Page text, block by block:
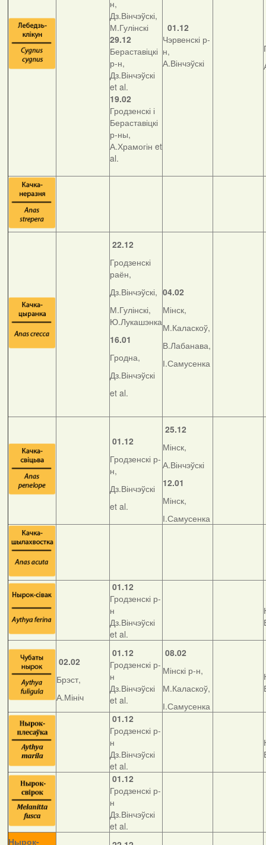
н,
Дз.Вінчэўскі,
М.Гулінскі
29.12
Бераставіцкі
р-н,
Дз.Вінчэўскі
et al.
19.02
Гродзенскі і
Бераставіцкі
р-ны,
А.Храмогін et
al.
01.12
Чэрвенскі р-
н,
А.Вінчэўскі
22.12
Гродзенскі
раён,
Дз.Вінчэўскі,
М.Гулінскі,
Ю.Лукашэнка
16.01
Гродна,
Дз.Вінчэўскі
et al.
04.02
Мінск,
М.Каласкоў,
В.Лабанава,
І.Самусенка
01.12
Гродзенскі р-
н,
Дз.Вінчэўскі
et al.
25.12
Мінск,
А.Вінчэўскі
12.01
Мінск,
І.Самусенка
01.12
Гродзенскі р-
н
Дз.Вінчэўскі
et al.
02.02
Брэст,
А.Мініч
01.12
Гродзенскі р-
н
Дз.Вінчэўскі
et al.
08.02
Мінскі р-н,
М.Каласкоў,
І.Самусенка
01.12
Гродзенскі р-
н
Дз.Вінчэўскі
et al.
01.12
Гродзенскі р-
н
Дз.Вінчэўскі
et al.
Нырок-